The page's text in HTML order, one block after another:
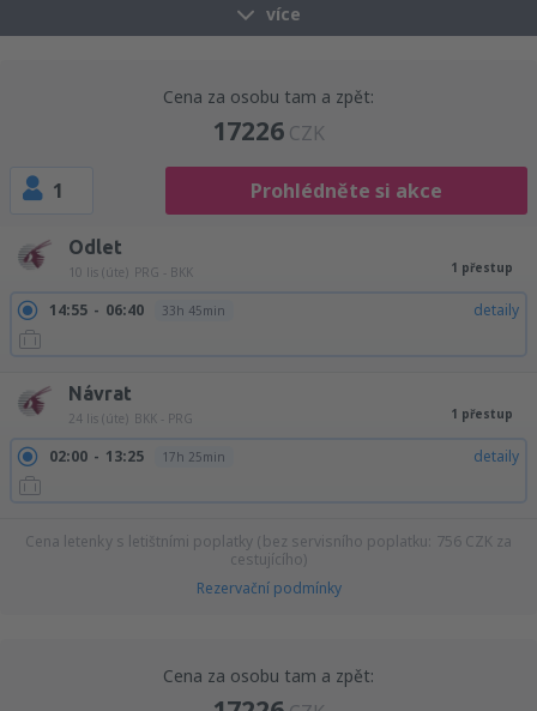
více
Cena za osobu tam a zpět:
17226 CZK
1 Prohlédněte si akce
Odlet
10 lis (úte) PRG - BKK 1 přestup
14:55 06:40 33h 45min detaily
Návrat
24 lis (úte) BKK - PRG 1 přestup
02:00 13:25 17h 25min detaily
Cena letenky s letištními poplatky (bez servisního poplatku: 756 CZK za
cestujícího)
Rezervační podmínky
Cena za osobu tam a zpět: